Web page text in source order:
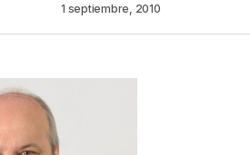
interesantes y útiles.
1 septiembre, 2010